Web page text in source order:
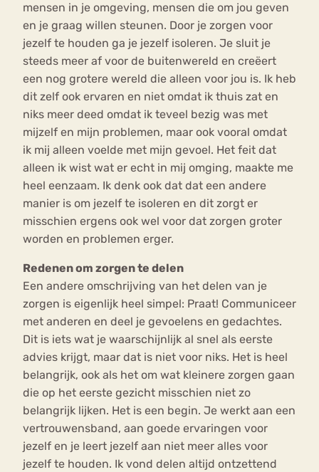
mensen in je omgeving, mensen die om jou geven
en je graag willen steunen. Door je zorgen voor
jezelf te houden ga je jezelf isoleren. Je sluit je
steeds meer af voor de buitenwereld en creëert
een nog grotere wereld die alleen voor jou is. Ik heb
dit zelf ook ervaren en niet omdat ik thuis zat en
niks meer deed omdat ik teveel bezig was met
mijzelf en mijn problemen, maar ook vooral omdat
ik mij alleen voelde met mijn gevoel. Het feit dat
alleen ik wist wat er echt in mij omging, maakte me
heel eenzaam. Ik denk ook dat dat een andere
manier is om jezelf te isoleren en dit zorgt er
misschien ergens ook wel voor dat zorgen groter
worden en problemen erger.
Redenen om zorgen te delen
Een andere omschrijving van het delen van je
zorgen is eigenlijk heel simpel: Praat! Communiceer
met anderen en deel je gevoelens en gedachtes.
Dit is iets wat je waarschijnlijk al snel als eerste
advies krijgt, maar dat is niet voor niks. Het is heel
belangrijk, ook als het om wat kleinere zorgen gaan
die op het eerste gezicht misschien niet zo
belangrijk lijken. Het is een begin. Je werkt aan een
vertrouwensband, aan goede ervaringen voor
jezelf en je leert jezelf aan niet meer alles voor
jezelf te houden. Ik vond delen altijd ontzettend